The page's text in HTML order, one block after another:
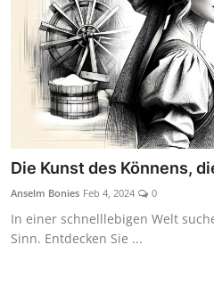
Beiträge
Vorproduktion
Die Kunst des Könnens,
Anselm Bonies Feb 4, 2024 0
In einer schnelllebigen Welt
Sinn. Entdecken Sie ...